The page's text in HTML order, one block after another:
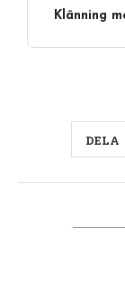
Klänning
DELA